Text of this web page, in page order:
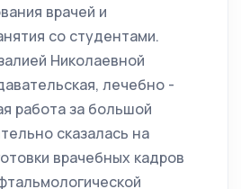
врачей и
со студентами.
Николаевной
лечебно -
работа за большой
сказалась на
врачебных кадров